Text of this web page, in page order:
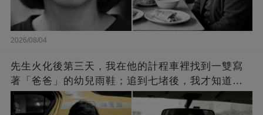
2026/08/04
先生火化後第三天，我在他的計程車裡找到一雙寫
著「爸爸」的幼兒雨鞋；追到七堵後，我才知道他
瞞了我什麼